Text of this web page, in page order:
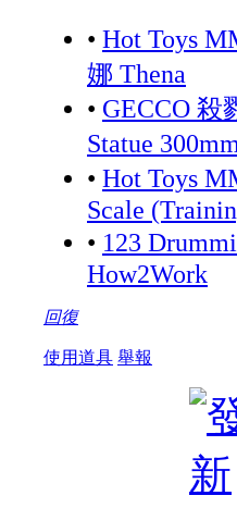
• Hot Toys
娜 Thena
• GECCO 殺
Statue
• Hot Toys
Scale
• 123
How2Work
回復
使用道具 舉報